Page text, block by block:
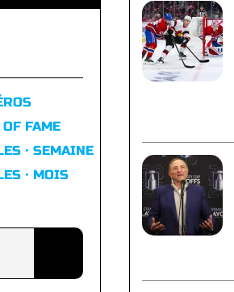
FAME
· SEMAINE
· MOIS